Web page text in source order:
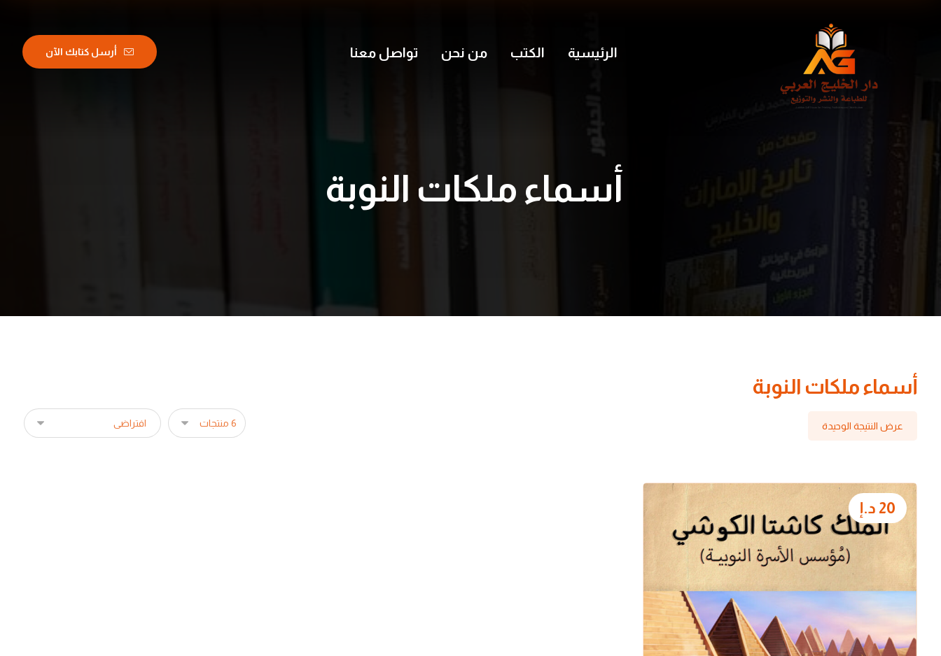
الرئيسية الكتب من نحن تواصل معنا أرسل كتابك الآن
أسماء ملكات النوبة
أسماء ملكات النوبة
عرض النتيجة الوحيدة
20 د.إ